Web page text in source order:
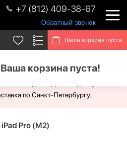
+7 (812) 409-38-67
Обратный звонок
Ваша корзина пуста
Ваша корзина пуста!
выходных. Для Вас доступен
по Санкт-Петербургу.
iPad Pro (M2)